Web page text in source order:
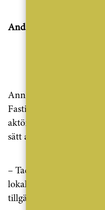
Andra generationens
Ann-Sofie Lundvall
Fastighetsmäklare, som
aktör i Hälsingland.
sätt att möta
– Tack vare samarbetet
lokal närvaro och kan
tillgängliga för våra